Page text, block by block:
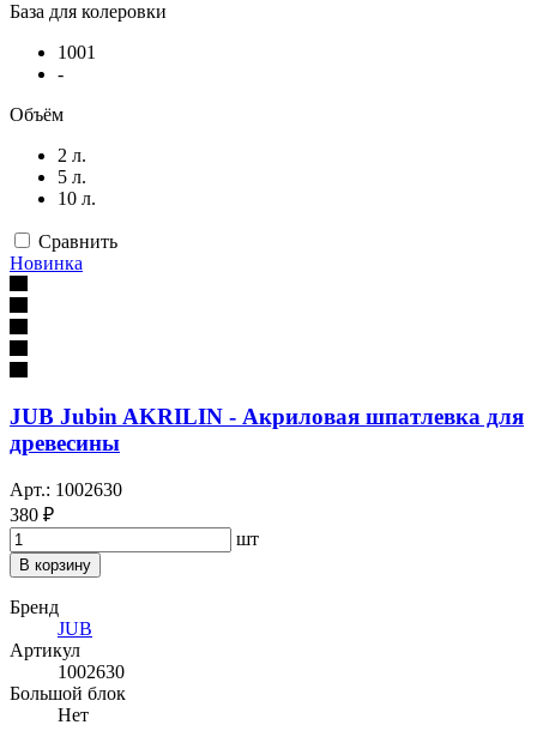
База для колеровки
1001
-
Объём
2 л.
5 л.
10 л.
Сравнить
Новинка
JUB Jubin AKRILIN - Акриловая шпатлевка для
древесины
Арт.: 1002630
380 ₽
шт
В корзину
Бренд
JUB
Артикул
1002630
Большой блок
Нет